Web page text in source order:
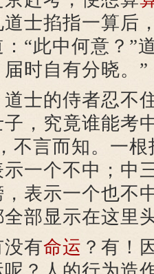
士掐指一算后
“此中何意？”
时自有分晓。”
的侍者忍不
，究竟谁能考
不言而知。一
一个不中；中
表示一个也不
部显示在这里
有命运 ？有！